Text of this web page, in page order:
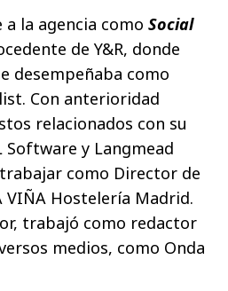
a la agencia como Social
de Y&R, donde
desempeñaba como
Con anterioridad
relacionados con su
Software y Langmead
como Director de
VIÑA Hostelería Madrid.
trabajó como redactor
medios, como Onda